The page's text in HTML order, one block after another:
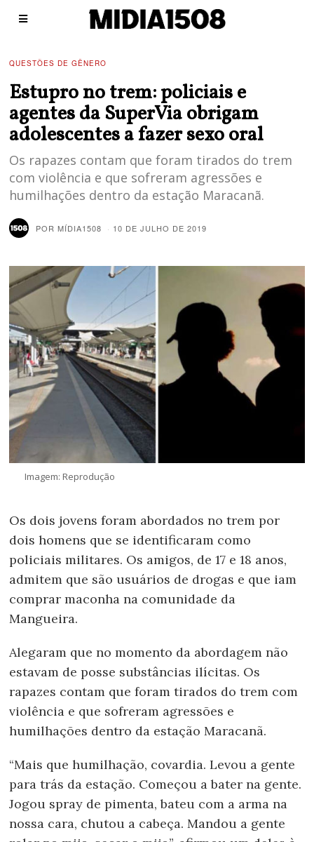
QUESTÕES DE GÊNERO
Estupro no trem: policiais e
agentes da SuperVia obrigam
adolescentes a fazer sexo oral
Os rapazes contam que foram tirados do trem
com violência e que sofreram agressões e
humilhações dentro da estação Maracanã.
PORMÍDIA1508 10 DE JULHO DE 2019
Imagem: Reprodução
Os dois jovens foram abordados no trem por
dois homens que se identificaram como
policiais militares. Os amigos, de 17 e 18 anos,
admitem que são usuários de drogas e que iam
comprar maconha na comunidade da
Mangueira.
Alegaram que no momento da abordagem não
estavam de posse substâncias ilícitas. Os
rapazes contam que foram tirados do trem com
violência e que sofreram agressões e
humilhações dentro da estação Maracanã.
“Mais que humilhação, covardia. Levou a gente
para trás da estação. Começou a bater na gente.
Jogou spray de pimenta, bateu com a arma na
nossa cara, chutou a cabeça. Mandou a gente